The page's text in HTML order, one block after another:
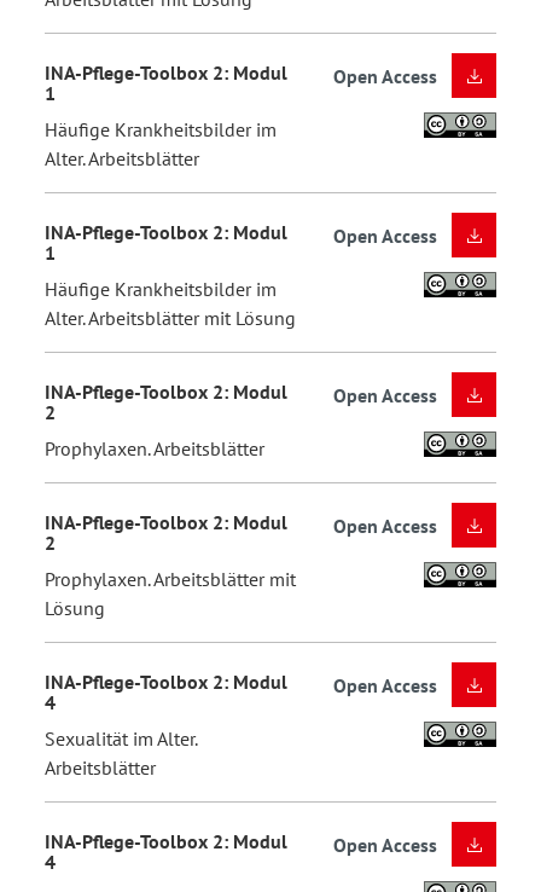
INA-Pflege-Toolbox 2: Modul
1
Häufige Krankheitsbilder im
Alter. Arbeitsblätter
Open Access
INA-Pflege-Toolbox 2: Modul
1
Häufige Krankheitsbilder im
Alter. Arbeitsblätter mit Lösung
Open Access
INA-Pflege-Toolbox 2: Modul
2
Prophylaxen. Arbeitsblätter
Open Access
INA-Pflege-Toolbox 2: Modul
2
Prophylaxen. Arbeitsblätter mit
Lösung
Open Access
INA-Pflege-Toolbox 2: Modul
4
Sexualität im Alter.
Arbeitsblätter
Open Access
INA-Pflege-Toolbox 2: Modul
4
Open Access